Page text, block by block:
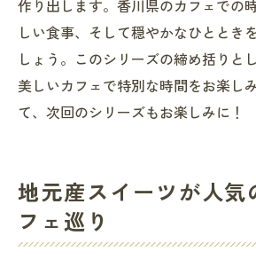
作り出します。香川県のカフェでの
しい食事、そして穏やかなひととき
しょう。このシリーズの締め括りと
美しいカフェで特別な時間をお楽し
て、次回のシリーズもお楽しみに！
地元産スイーツが人気
フェ巡り